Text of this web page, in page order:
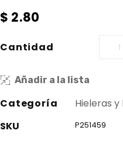
$ 2.80
Cantidad
Añadir a la lista
Categoría
Hieleras
SKU
P251459